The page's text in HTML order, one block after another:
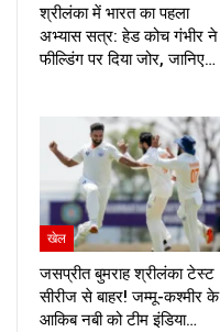
श्रीलंका में भारत का पहला
अभ्यास सत्र: हेड कोच गंभीर ने
फील्डिंग पर दिया जोर, जानिए…
खेल
जसप्रीत बुमराह श्रीलंका टेस्ट
सीरीज से बाहर! जम्मू-कश्मीर के
आकिब नबी को टीम इंडिया…